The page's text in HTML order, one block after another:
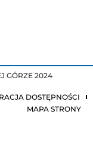
GÓRZE 2024
DOSTĘPNOŚCI
MAPA STRONY